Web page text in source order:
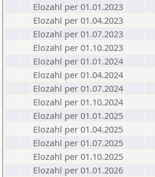
Elozahl per 01.01.2023
Elozahl per 01.04.2023
Elozahl per 01.07.2023
Elozahl per 01.10.2023
Elozahl per 01.01.2024
Elozahl per 01.04.2024
Elozahl per 01.07.2024
Elozahl per 01.10.2024
Elozahl per 01.01.2025
Elozahl per 01.04.2025
Elozahl per 01.07.2025
Elozahl per 01.10.2025
Elozahl per 01.01.2026